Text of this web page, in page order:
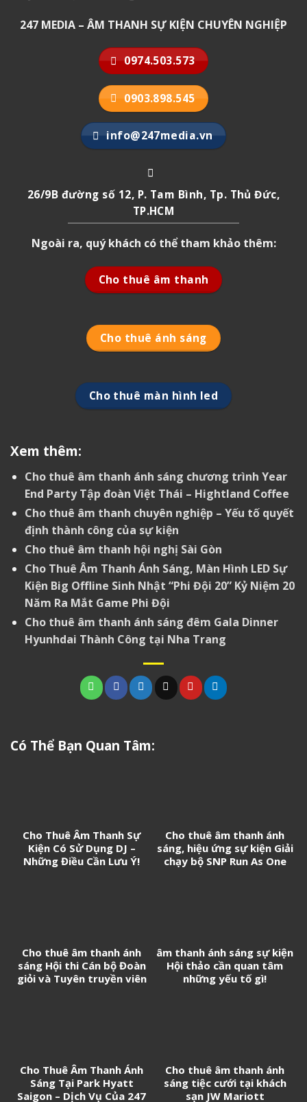
247 MEDIA – ÂM THANH SỰ KIỆN CHUYÊN NGHIỆP
0974.503.573
0903.898.545
info@247media.vn
26/9B đường số 12, P. Tam Bình, Tp. Thủ Đức,
TP.HCM
Ngoài ra, quý khách có thể tham khảo thêm:
Cho thuê âm thanh
Cho thuê ánh sáng
Cho thuê màn hình led
Xem thêm:
Cho thuê âm thanh ánh sáng chương trình Year
End Party Tập đoàn Việt Thái – Hightland Coffee
Cho thuê âm thanh chuyên nghiệp – Yếu tố quyết
định thành công của sự kiện
Cho thuê âm thanh hội nghị Sài Gòn
Cho Thuê Âm Thanh Ánh Sáng, Màn Hình LED Sự
Kiện Big Offline Sinh Nhật “Phi Đội 20” Kỷ Niệm 20
Năm Ra Mắt Game Phi Đội
Cho thuê âm thanh ánh sáng đêm Gala Dinner
Hyunhdai Thành Công tại Nha Trang
Có Thể Bạn Quan Tâm:
Cho Thuê Âm Thanh Sự
Kiện Có Sử Dụng DJ –
Những Điều Cần Lưu Ý!
Cho thuê âm thanh ánh
sáng, hiệu ứng sự kiện Giải
chạy bộ SNP Run As One
Cho thuê âm thanh ánh
sáng Hội thi Cán bộ Đoàn
giỏi và Tuyên truyền viên
âm thanh ánh sáng sự kiện
Hội thảo cần quan tâm
những yếu tố gì!
Cho Thuê Âm Thanh Ánh
Sáng Tại Park Hyatt
Saigon – Dịch Vụ Của 247
Cho thuê âm thanh ánh
sáng tiệc cưới tại khách
sạn JW Mariott